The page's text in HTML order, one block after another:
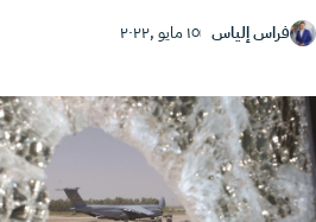
فراس إلياس ١٥ مايو ,٢٠٢٢